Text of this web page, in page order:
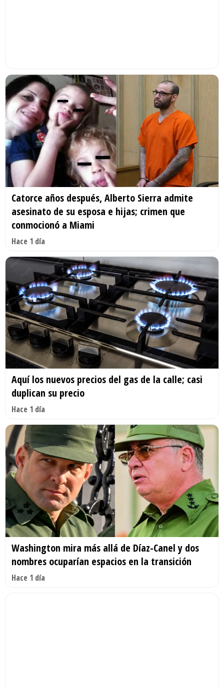
Catorce años después, Alberto Sierra admite
asesinato de su esposa e hijas; crimen que
conmocionó a Miami
Hace 1 día
Aquí los nuevos precios del gas de la calle; casi
duplican su precio
Hace 1 día
Washington mira más allá de Díaz-Canel y dos
nombres ocuparían espacios en la transición
Hace 1 día